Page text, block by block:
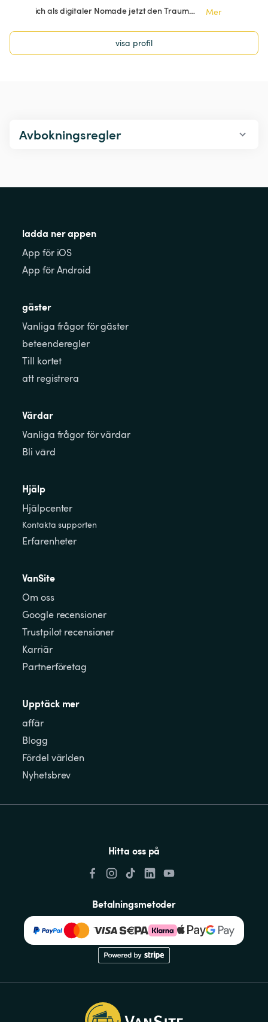
ich als digitaler Nomade jetzt den Traum…
Mer
visa profil
Avbokningsregler
ladda ner appen
App för iOS
App för Android
gäster
Vanliga frågor för gäster
beteenderegler
Till kortet
att registrera
Värdar
Vanliga frågor för värdar
Bli värd
Hjälp
Hjälpcenter
Kontakta supporten
Erfarenheter
VanSite
Om oss
Google recensioner
Trustpilot recensioner
Karriär
Partnerföretag
Upptäck mer
affär
Blogg
Fördel världen
Nyhetsbrev
Hitta oss på
Betalningsmetoder